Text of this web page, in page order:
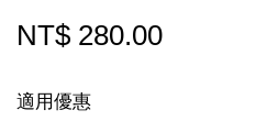
NT$ 280.00
適用優惠